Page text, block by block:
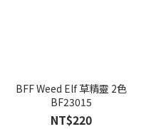
BFF Weed Elf 草精靈 2色
BF23015
NT$220